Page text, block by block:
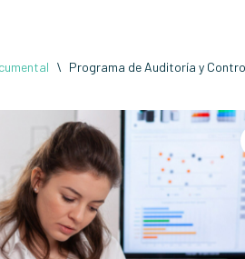
\ Programa de Auditoría y